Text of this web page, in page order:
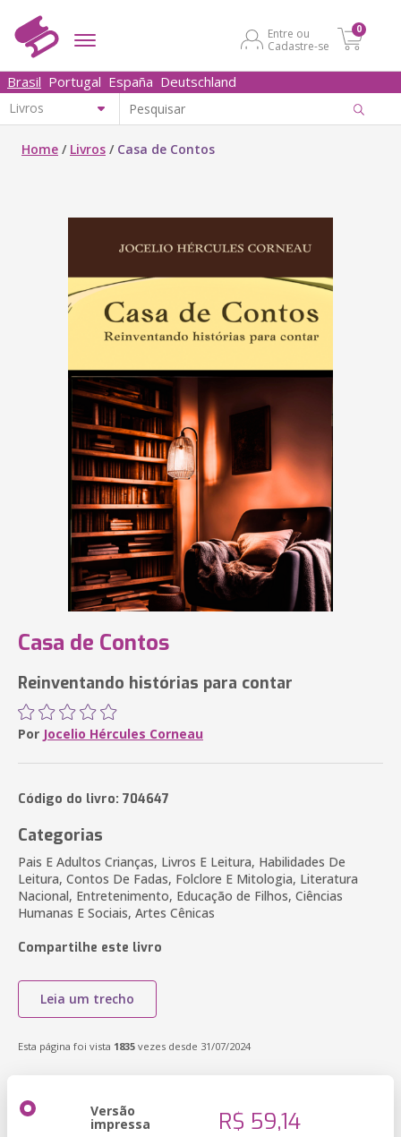
Entre ou
Cadastre-se
0
Brasil Portugal España Deutschland
Home / Livros / Casa de Contos
Casa de Contos
Reinventando histórias para contar
Por Jocelio Hércules Corneau
Código do livro: 704647
Categorias
Pais E Adultos Crianças, Livros E Leitura, Habilidades De
Leitura, Contos De Fadas, Folclore E Mitologia, Literatura
Nacional, Entretenimento, Educação de Filhos, Ciências
Humanas E Sociais, Artes Cênicas
Compartilhe este livro
Leia um trecho
Esta página foi vista 1835 vezes desde 31/07/2024
Versão
impressa R$ 59,14